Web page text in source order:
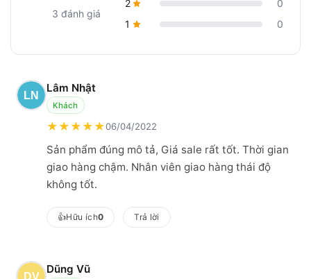
3 đánh giá
2
0
1
0
Lâm Nhật
Khách
★ ★ ★ ★ ★06/04/2022
Sản phẩm đúng mô tả, Giá sale rất tốt. Thời gian
giao hàng chậm. Nhân viên giao hàng thái độ
không tốt.
👍Hữu ích0 Trả lời
Dũng Vũ